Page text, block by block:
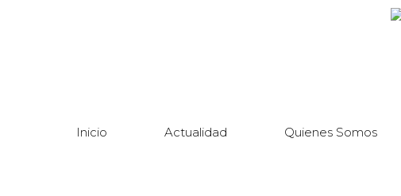
Inicio Actualidad Quienes Somos